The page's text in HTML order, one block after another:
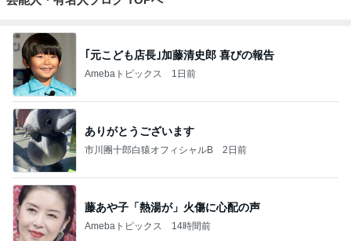
｢元こども店長｣加藤清史郎 喜びの報告
Amebaトピックス 1日前
ありがとうございます
市川團十郎白猿オフィシャルB 2日前
藤あや子「熱湯が」火傷に心配の声
Amebaトピックス 14時間前